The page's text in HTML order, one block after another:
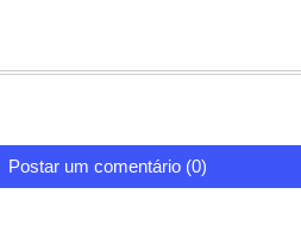
Postar um comentário (0)